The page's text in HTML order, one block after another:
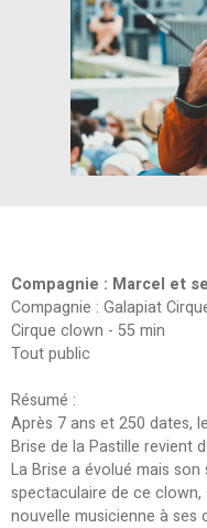
Compagnie : Marcel et
Compagnie : Galapiat
Cirque clown - 55 min
Tout public
Résumé :
Après 7 ans et 250 dates,
Brise de la Pastille revient
La Brise a évolué mais
spectaculaire de ce
nouvelle musicienne à ses